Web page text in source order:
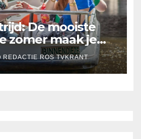
De mooiste
zomer maak je
in ’s-
REDACTIE ROS TVKRANT